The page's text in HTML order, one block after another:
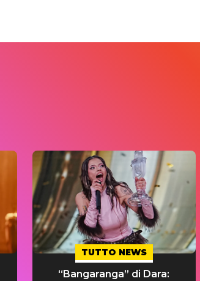
TUTTO NEWS
“Bangaranga” di Dara: